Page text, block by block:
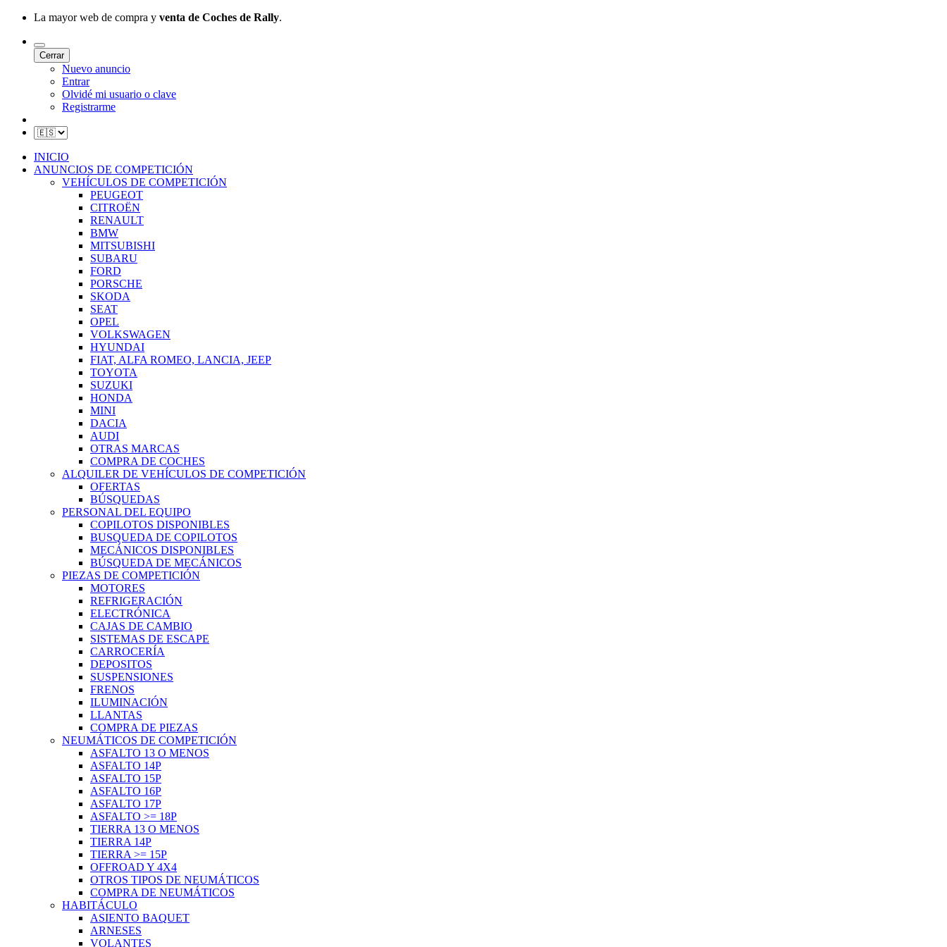
La mayor web de compra y venta de Coches de Rally.
Cerrar
Nuevo anuncio
Entrar
Olvidé mi usuario o clave
Registrarme
INICIO
ANUNCIOS DE COMPETICIÓN
VEHÍCULOS DE COMPETICIÓN
PEUGEOT
CITROËN
RENAULT
BMW
MITSUBISHI
SUBARU
FORD
PORSCHE
SKODA
SEAT
OPEL
VOLKSWAGEN
HYUNDAI
FIAT, ALFA ROMEO, LANCIA, JEEP
TOYOTA
SUZUKI
HONDA
MINI
DACIA
AUDI
OTRAS MARCAS
COMPRA DE COCHES
ALQUILER DE VEHÍCULOS DE COMPETICIÓN
OFERTAS
BÚSQUEDAS
PERSONAL DEL EQUIPO
COPILOTOS DISPONIBLES
BUSQUEDA DE COPILOTOS
MECÁNICOS DISPONIBLES
BÚSQUEDA DE MECÁNICOS
PIEZAS DE COMPETICIÓN
MOTORES
REFRIGERACIÓN
ELECTRÓNICA
CAJAS DE CAMBIO
SISTEMAS DE ESCAPE
CARROCERÍA
DEPOSITOS
SUSPENSIONES
FRENOS
ILUMINACIÓN
LLANTAS
COMPRA DE PIEZAS
NEUMÁTICOS DE COMPETICIÓN
ASFALTO 13 O MENOS
ASFALTO 14P
ASFALTO 15P
ASFALTO 16P
ASFALTO 17P
ASFALTO >= 18P
TIERRA 13 O MENOS
TIERRA 14P
TIERRA >= 15P
OFFROAD Y 4X4
OTROS TIPOS DE NEUMÁTICOS
COMPRA DE NEUMÁTICOS
HABITÁCULO
ASIENTO BAQUET
ARNESES
VOLANTES